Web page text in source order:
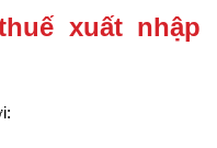
xuất nhập